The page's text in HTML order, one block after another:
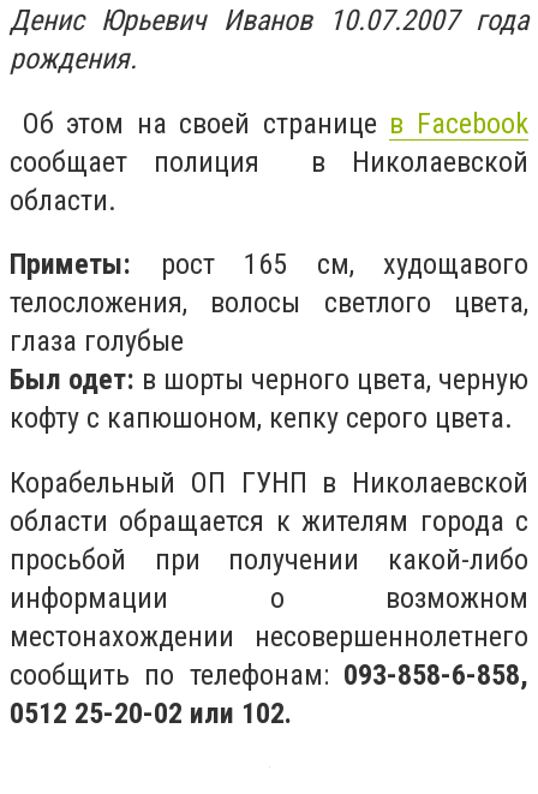
Денис Юрьевич Иванов 10.07.2007 года
рождения.
Об этом на своей странице в Facebook
сообщает полиция в Николаевской
области.
Приметы: рост 165 см, худощавого
телосложения, волосы светлого цвета,
глаза голубые
Был одет: в шорты черного цвета, черную
кофту с капюшоном, кепку серого цвета.
Корабельный ОП ГУНП в Николаевской
области обращается к жителям города с
просьбой при получении какой-либо
информации о возможном
местонахождении несовершеннолетнего
сообщить по телефонам: 093-858-6-858,
0512 25-20-02 или 102.